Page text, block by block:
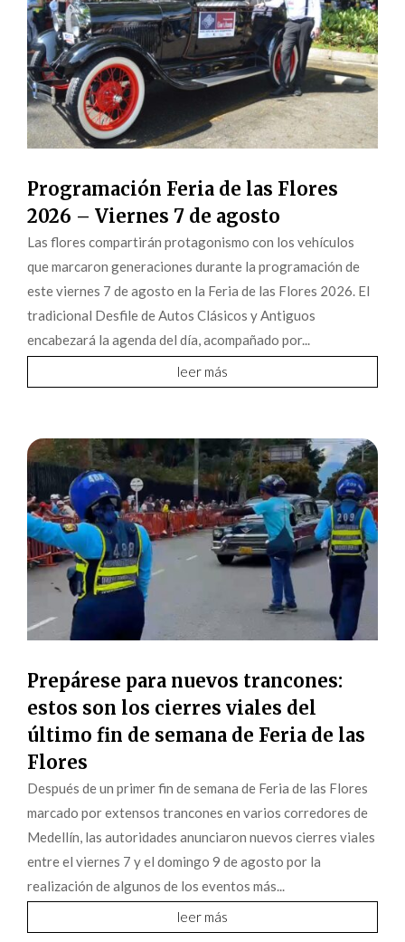
Programación Feria de las Flores
2026 – Viernes 7 de agosto
Las flores compartirán protagonismo con los vehículos
que marcaron generaciones durante la programación de
este viernes 7 de agosto en la Feria de las Flores 2026. El
tradicional Desfile de Autos Clásicos y Antiguos
encabezará la agenda del día, acompañado por...
leer más
Prepárese para nuevos trancones:
estos son los cierres viales del
último fin de semana de Feria de las
Flores
Después de un primer fin de semana de Feria de las Flores
marcado por extensos trancones en varios corredores de
Medellín, las autoridades anunciaron nuevos cierres viales
entre el viernes 7 y el domingo 9 de agosto por la
realización de algunos de los eventos más...
leer más